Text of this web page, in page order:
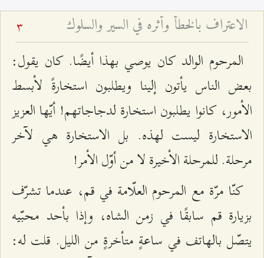
الاعتراف بالخطأ وأثره في السير والسلوك 3
المرحوم الوالد كان يوصي بهذا أيضًا. كان يقول:
بعض الناس يأتون إلينا ويطلبون استخارةً لأبسط
الأمور، كانوا يطلبون استخارة لدجاجاتهم! أيّها العزيز
الاستخارة ليست لهذه. بل الاستخارة هي لآخر
مرحلة. للمرحلة الأخيرة لا من أوّل الأمر!
كنّا مرّة مع المرحوم العلّامة في قم، عندما تشرّف
بزيارة قم سابقًا في زمن الشاه، وإذا بأحد محبّيه
يتصّل بالهاتف في ساعةٍ متأخرةٍ من الليل. قلت له: